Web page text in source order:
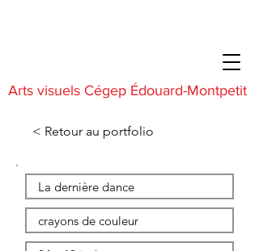
Arts visuels Cégep Édouard-Montpetit
< Retour au portfolio